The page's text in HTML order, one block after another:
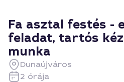
Fa asztal festés -
feladat, tartós
munka
Dunaújváros
2 órája